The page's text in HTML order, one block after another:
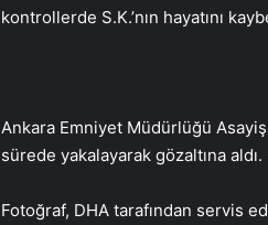
kontrollerde S.K.’nın hayatını
Ankara Emniyet Müdürlüğü
sürede yakalayarak gözaltına
Fotoğraf, DHA tarafından servis